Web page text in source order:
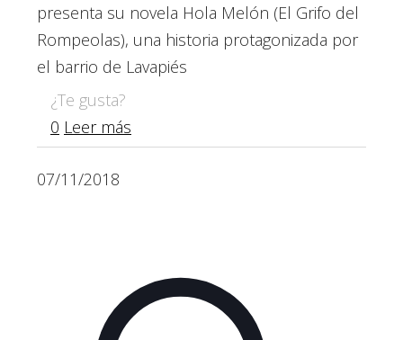
presenta su novela Hola Melón (El Grifo del
Rompeolas), una historia protagonizada por
el barrio de Lavapiés
¿Te gusta?
0 Leer más
07/11/2018